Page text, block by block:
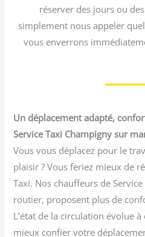
réserver des jours ou
simplement nous appeler
vous enverrons
Un déplacement adapté,
Service Taxi Champigny sur
Vous vous déplacez pour le
plaisir ? Vous feriez mieux de
Taxi. Nos chauffeurs de
routier, proposent plus de
L’état de la circulation évolue
mieux confier votre